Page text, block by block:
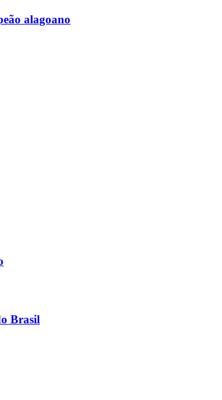
alagoano
Brasil